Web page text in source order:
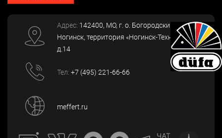
Адрес: 142400, МО, г. о. Богородский, г.
Ногинск, территория «Ногинск-Технопарк»,
д.14
Тел: +7 (495) 221-66-66
meffert.ru